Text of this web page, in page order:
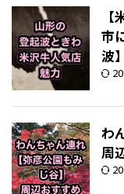
市
波】
わ
周